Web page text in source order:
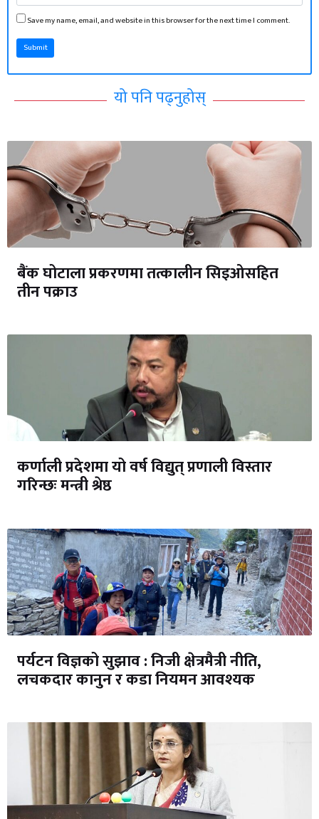
Save my name, email, and website in this browser for the next time I comment.
Submit
यो पनि पढ्नुहोस्
बैंक घोटाला प्रकरणमा तत्कालीन सिइओसहित
तीन पक्राउ
कर्णाली प्रदेशमा यो वर्ष विद्युत् प्रणाली विस्तार
गरिन्छः मन्त्री श्रेष्ठ
पर्यटन विज्ञको सुझाव : निजी क्षेत्रमैत्री नीति,
लचकदार कानुन र कडा नियमन आवश्यक